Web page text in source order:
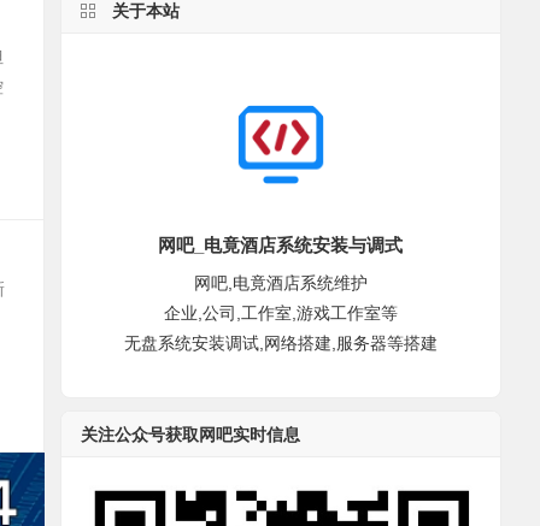
关于本站
网吧_电竟酒店系统安装与调式
网吧,电竟酒店系统维护
企业,公司,工作室,游戏工作室等
无盘系统安装调试,网络搭建,服务器等搭建
关注公众号获取网吧实时信息